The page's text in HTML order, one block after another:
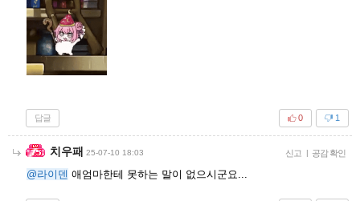
답글 1
0
치우패 25-07-10 18:03 신고 | 공감 확인
@라이덴 애엄마한테 못하는 말이 없으시군요...